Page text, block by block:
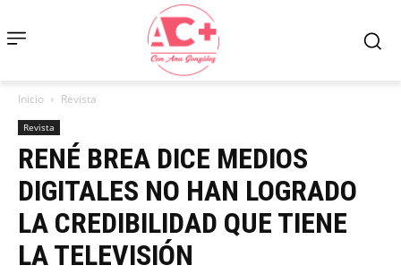
Inicio Revista
Revista
RENÉ BREA DICE MEDIOS
DIGITALES NO HAN LOGRADO
LA CREDIBILIDAD QUE TIENE
LA TELEVISIÓN